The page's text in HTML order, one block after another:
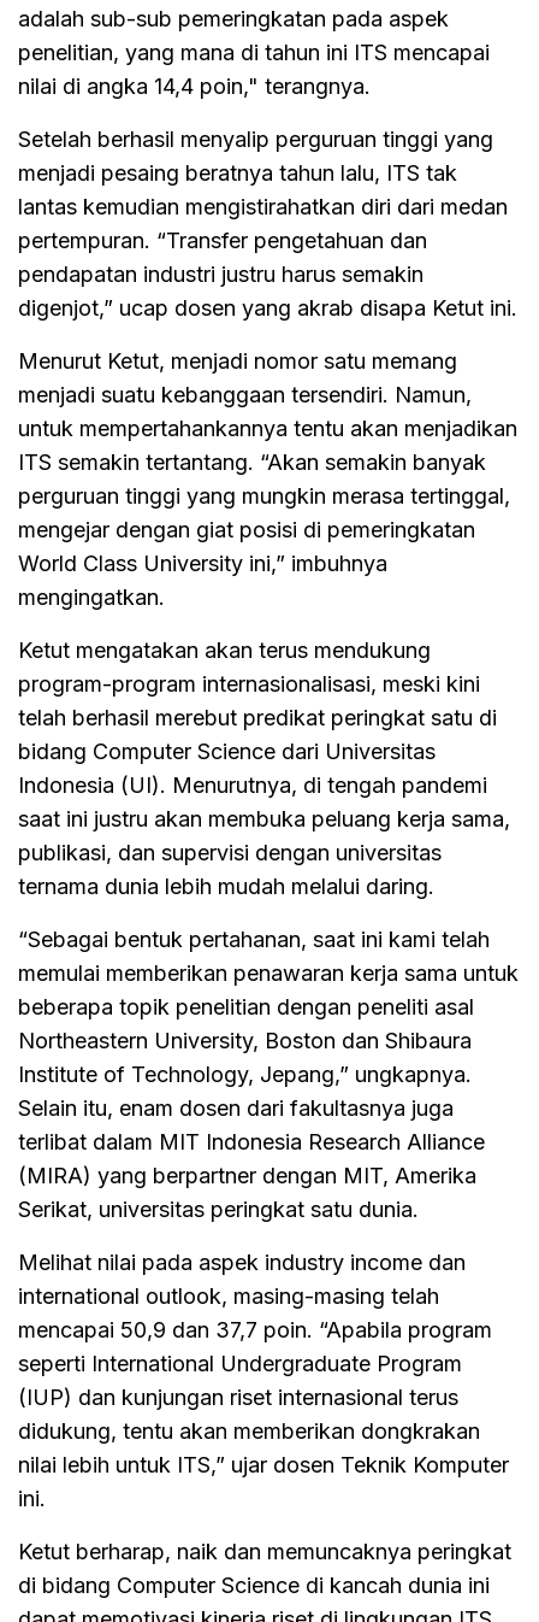
adalah sub-sub pemeringkatan pada aspek
penelitian, yang mana di tahun ini ITS mencapai
nilai di angka 14,4 poin," terangnya.
Setelah berhasil menyalip perguruan tinggi yang
menjadi pesaing beratnya tahun lalu, ITS tak
lantas kemudian mengistirahatkan diri dari medan
pertempuran. “Transfer pengetahuan dan
pendapatan industri justru harus semakin
digenjot,” ucap dosen yang akrab disapa Ketut ini.
Menurut Ketut, menjadi nomor satu memang
menjadi suatu kebanggaan tersendiri. Namun,
untuk mempertahankannya tentu akan menjadikan
ITS semakin tertantang. “Akan semakin banyak
perguruan tinggi yang mungkin merasa tertinggal,
mengejar dengan giat posisi di pemeringkatan
World Class University ini,” imbuhnya
mengingatkan.
Ketut mengatakan akan terus mendukung
program-program internasionalisasi, meski kini
telah berhasil merebut predikat peringkat satu di
bidang Computer Science dari Universitas
Indonesia (UI). Menurutnya, di tengah pandemi
saat ini justru akan membuka peluang kerja sama,
publikasi, dan supervisi dengan universitas
ternama dunia lebih mudah melalui daring.
“Sebagai bentuk pertahanan, saat ini kami telah
memulai memberikan penawaran kerja sama untuk
beberapa topik penelitian dengan peneliti asal
Northeastern University, Boston dan Shibaura
Institute of Technology, Jepang,” ungkapnya.
Selain itu, enam dosen dari fakultasnya juga
terlibat dalam MIT Indonesia Research Alliance
(MIRA) yang berpartner dengan MIT, Amerika
Serikat, universitas peringkat satu dunia.
Melihat nilai pada aspek industry income dan
international outlook, masing-masing telah
mencapai 50,9 dan 37,7 poin. “Apabila program
seperti International Undergraduate Program
(IUP) dan kunjungan riset internasional terus
didukung, tentu akan memberikan dongkrakan
nilai lebih untuk ITS,” ujar dosen Teknik Komputer
ini.
Ketut berharap, naik dan memuncaknya peringkat
di bidang Computer Science di kancah dunia ini